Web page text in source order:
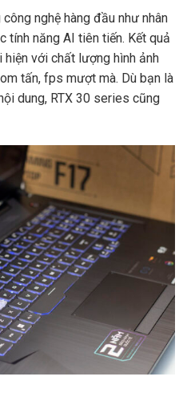
nghệ hàng đầu như nhân
tính năng AI tiên tiến. Kết quả
với chất lượng hình ảnh
tấn, fps mượt mà. Dù bạn là
dung, RTX 30 series cũng